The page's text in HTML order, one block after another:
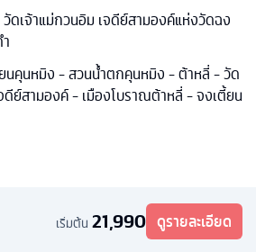
ดเจ้าแม่กวนอิม เจดีย์สามองค์แห่งวัดฉง
นคุนหมิง - สวนน้ำตกคุนหมิง - ต้าหลี่ - วัด
ดีย์สามองค์ - เมืองโบราณต้าหลี่ - จงเตี้ยน
เริ่มต้น 21,990 ดูรายละเอียด